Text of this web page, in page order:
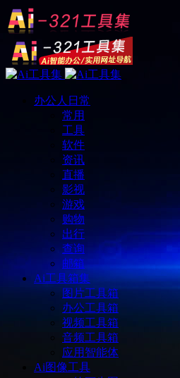
办公人日常
常用
工具
软件
资讯
直播
影视
游戏
购物
出行
查询
邮箱
Ai工具箱集
图片工具箱
办公工具箱
视频工具箱
音频工具箱
应用智能体
Ai图像工具